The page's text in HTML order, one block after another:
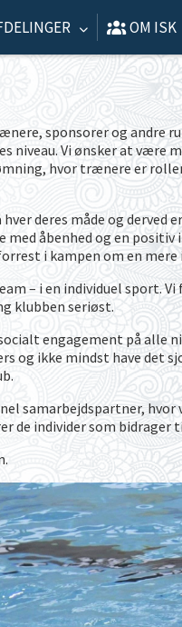
OM ISK
sponsorer og andre
niveau. Vi ønsker at være
hvor trænere er
deres måde og
åbenhed og en
i kampen om en
– i en individuel sport.
klubben seriøst.
engagement på alle
og ikke mindst have det
samarbejdspartner,
de individer som bidrager